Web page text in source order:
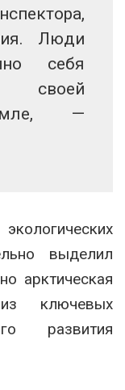
Люди
себя
своей
—
выделил
арктическая
ключевых
развития